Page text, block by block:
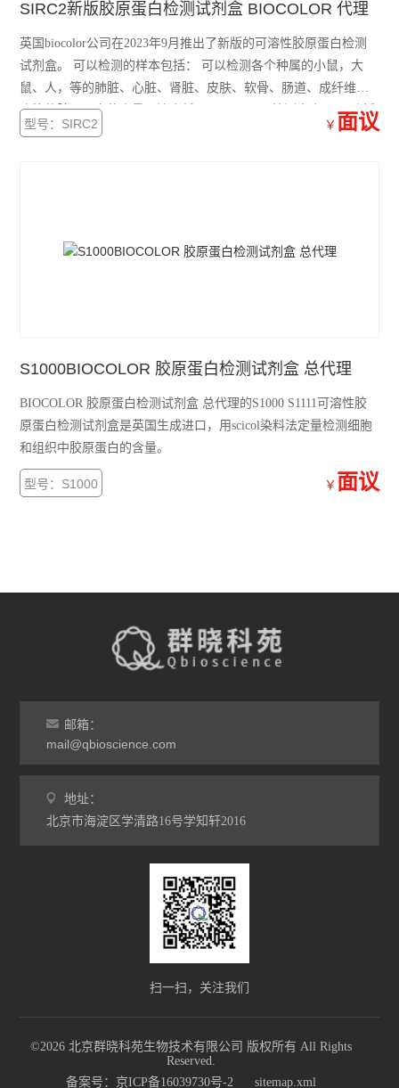
SIRC2新版胶原蛋白检测试剂盒 BIOCOLOR 代理
英国biocolor公司在2023年9月推出了新版的可溶性胶原蛋白检测
试剂盒。 可以检测的样本包括： 可以检测各个种属的小鼠，大
鼠、人，等的肺脏、心脏、肾脏、皮肤、软骨、肠道、成纤维细
胞等的胶原蛋白的含量，浓度低至 2μg/ml可以检测出来。 96孔板
型号设计，可以检测带血清的样本。
型号：SIRC2 ￥ 面议
S1000BIOCOLOR 胶原蛋白检测试剂盒 总代理
BIOCOLOR 胶原蛋白检测试剂盒 总代理的S1000 S1111可溶性胶
原蛋白检测试剂盒是英国生成进口，用scicol染料法定量检测细胞
和组织中胶原蛋白的含量。
型号：S1000 ￥ 面议
邮箱：
mail@qbioscience.com
地址：
北京市海淀区学清路16号学知轩2016
扫一扫，关注我们
©2026 北京群晓科苑生物技术有限公司 版权所有 All Rights
Reserved.
备案号：京ICP备16039730号-2
sitemap.xml